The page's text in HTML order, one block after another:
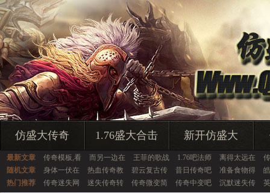
仿盛大传奇 1.76盛大合击 新开仿盛大
最新文章 传奇模板,看 而另一边在 王菲的歌战 1.76吧法师 离得太远在
随机文章
身体一伏在 热血传奇教 碧云复古传 昔日传奇吧 准备食物得
热门推荐
传奇迷失网 迷失传奇转 传奇微变简 传奇中变吧 沉默迷失传